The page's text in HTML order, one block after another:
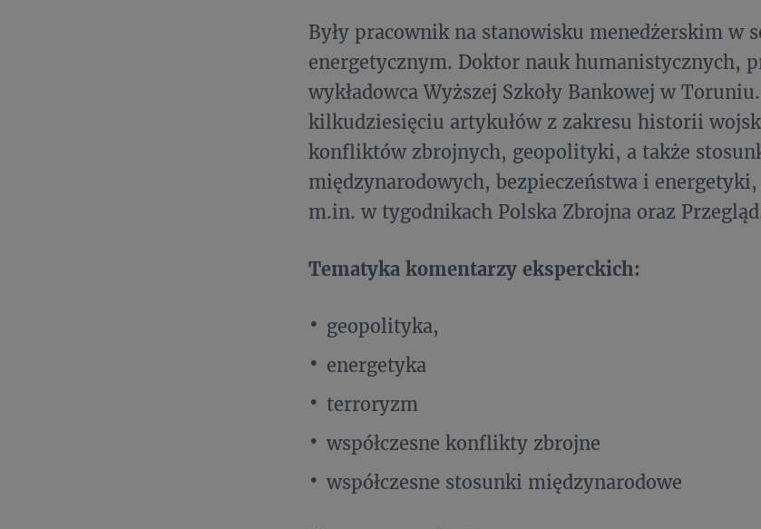
Były pracownik na stanowisku menedżerskim w
energetycznym. Doktor nauk humanistycznych,
wykładowca Wyższej Szkoły Bankowej w
kilkudziesięciu artykułów z zakresu historii
konfliktów zbrojnych, geopolityki, a także
międzynarodowych, bezpieczeństwa i energetyki,
m.in. w tygodnikach Polska Zbrojna oraz
Tematyka komentarzy eksperckich:
geopolityka,
energetyka
terroryzm
współczesne konflikty zbrojne
współczesne stosunki międzynarodowe